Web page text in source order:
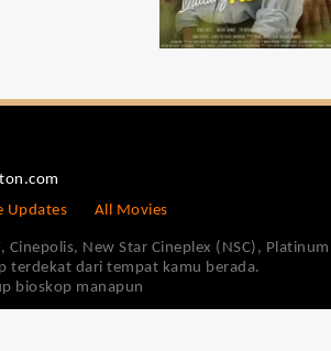
Updates All Movies
New Star Cineplex (NSC), Platinum
terdekat dari tempat kamu berada.
bioskop manapun